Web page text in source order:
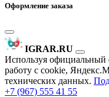
Оформление заказа
IGRAR.RU
Используя официальный
работу с cookie,
технических данных.
+7 (967) 555 41 55